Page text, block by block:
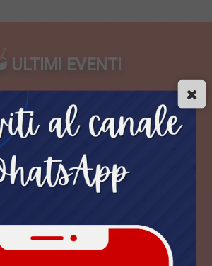
ULTIMI EVENTI
Sant Alessio in Aspromonte (RC)
Sant’Alessio Summer Food
Street food selezionato, musica dal
vivo, DJ set, spettacoli.
ENOGASTRONOMIA